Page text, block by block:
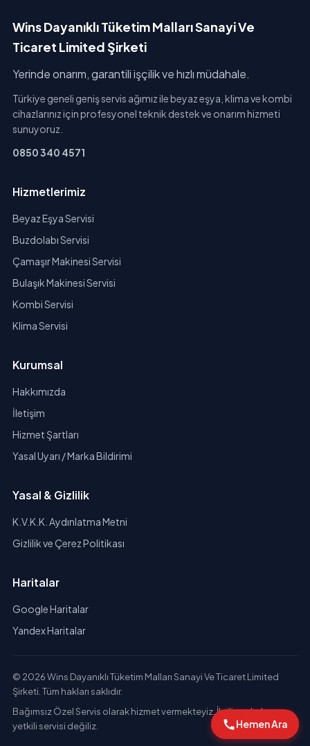
Wins Dayanıklı Tüketim Malları Sanayi Ve
Ticaret Limited Şirketi
Yerinde onarım, garantili işçilik ve hızlı müdahale.
Türkiye geneli geniş servis ağımız ile beyaz eşya, klima ve kombi
cihazlarınız için profesyonel teknik destek ve onarım hizmeti
sunuyoruz.
0850 340 4571
Hizmetlerimiz
Beyaz Eşya Servisi
Buzdolabı Servisi
Çamaşır Makinesi Servisi
Bulaşık Makinesi Servisi
Kombi Servisi
Klima Servisi
Kurumsal
Hakkımızda
İletişim
Hizmet Şartları
Yasal Uyarı / Marka Bildirimi
Yasal & Gizlilik
K.V.K.K. Aydınlatma Metni
Gizlilik ve Çerez Politikası
Haritalar
Google Haritalar
Yandex Haritalar
© 2026 Wins Dayanıklı Tüketim Malları Sanayi Ve Ticaret Limited
Şirketi. Tüm hakları saklıdır.
Bağımsız Özel Servis olarak hizmet vermekteyiz. İlgili markaların
yetkili servisi değiliz.
Hemen Ara